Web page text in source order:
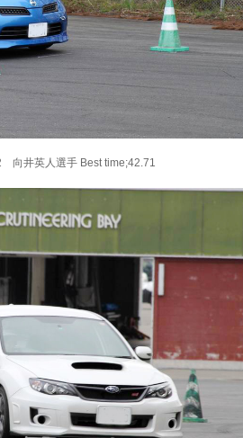
井英人選手 Best time;42.71